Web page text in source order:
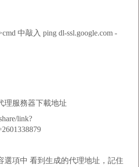
中敲入 ping dl-ssl.google.com -
理服務器下載地址
link?
選項中 看到生成的代理地址，記住